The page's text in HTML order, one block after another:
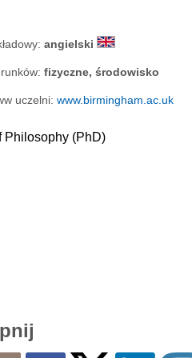
angielski
fizyczne, środowisko
uczelni: www.birmingham.ac.uk
Philosophy (PhD)